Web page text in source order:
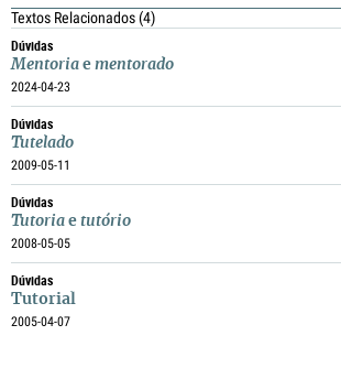
Textos Relacionados(4)
Dúvidas
Mentoria e mentorado
2024-04-23
Dúvidas
Tutelado
2009-05-11
Dúvidas
Tutoria e tutório
2008-05-05
Dúvidas
Tutorial
2005-04-07